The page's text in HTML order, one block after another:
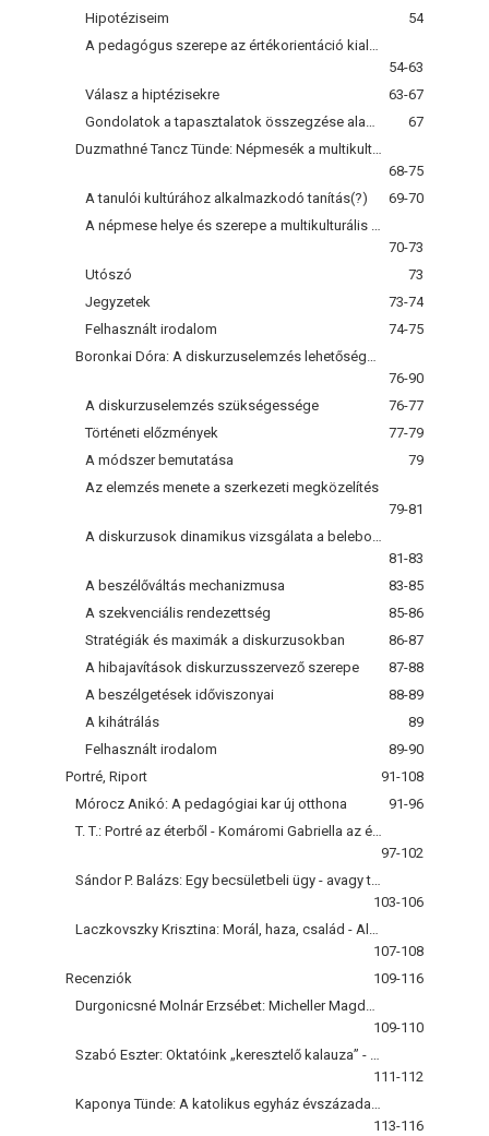
Hipotéziseim
54
54-63
Válasz a hiptézisekre
63-67
67
68-75
A tanulói kultúrához alkalmazkodó tanítás(?)
69-70
70-73
Utószó
73
Jegyzetek
73-74
Felhasznált irodalom
74-75
76-90
A diskurzuselemzés szükségessége
76-77
Történeti előzmények
77-79
A módszer bemutatása
79
Az elemzés menete a szerkezeti megközelítés
79-81
81-83
A beszélőváltás mechanizmusa
83-85
A szekvenciális rendezettség
85-86
Stratégiák és maximák a diskurzusokban
86-87
A hibajavítások diskurzusszervező szerepe
87-88
A beszélgetések időviszonyai
88-89
A kihátrálás
89
Felhasznált irodalom
89-90
Portré, Riport
91-108
Mórocz Anikó: A pedagógiai kar új otthona
91-96
97-102
103-106
107-108
Recenziók
109-116
109-110
111-112
113-116